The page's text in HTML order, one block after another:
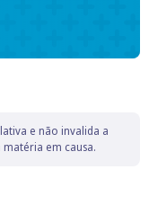
e não invalida a
em causa.